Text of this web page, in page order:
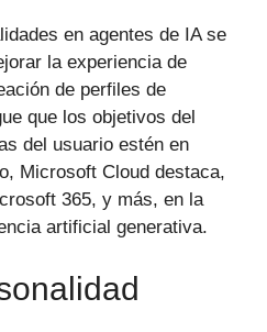
en agentes de IA se
la experiencia de
de perfiles de
que los objetivos del
del usuario estén en
Microsoft Cloud destaca,
365, y más, en la
artificial generativa.